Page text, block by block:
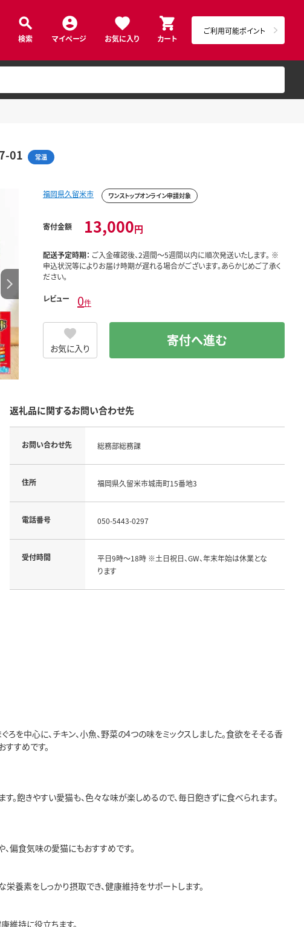
検索 マイページ お気に入り カート
ご利用可能ポイント
01 常温
福岡県久留米市 ワンストップオンライン申請対象
寄付金額 13,000円
配送予定時期： ご入金確認後、2週間～5週間以内に順次発送いたします。 ※
申込状況等によりお届け時期が遅れる場合がございます。あらかじめご了承く
ださい。
レビュー 0件
お気に入り 寄付へ進む
返礼品に関するお問い合わせ先
お問い合わせ先 総務部総務課
住所 福岡県久留米市城南町15番地3
電話番号 050-5443-0297
受付時間
平日9時～18時 ※土日祝日、GW、年末年始は休業とな
ります
を中心に、チキン、小魚、野菜の4つの味をミックスしました。食欲をそそる香
すめです。
。飽きやすい愛猫も、色々な味が楽しめるので、毎日飽きずに食べられます。
偏食気味の愛猫にもおすすめです。
養素をしっかり摂取でき、健康維持をサポートします。
維持に役立ちます。